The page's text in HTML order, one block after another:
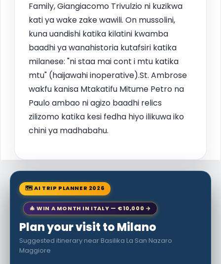
Family, Giangiacomo Trivulzio ni kuzikwa
kati ya wake zake wawili. On mussolini,
kuna uandishi katika kilatini kwamba
baadhi ya wanahistoria kutafsiri katika
milanese: "ni staa mai cont i mtu katika
mtu" (haijawahi inoperative).St. Ambrose
wakfu kanisa Mtakatifu Mitume Petro na
Paulo ambao ni agizo baadhi relics
zilizomo katika kesi fedha hiyo ilikuwa iko
chini ya madhabahu.
🗺 AI TRIP PLANNER 2026
🎄 WIN A MONTH IN ITALY — €10,000 →
Plan your visit to Milano
Suggested itinerary near Basilika La San Nazaro
Maggiore